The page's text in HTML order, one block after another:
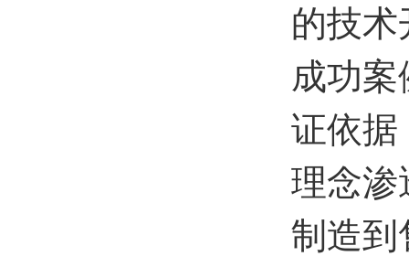
的技
成功
证依据
理念渗
制造到